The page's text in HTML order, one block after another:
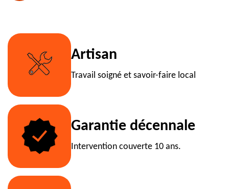
Artisan
Travail soigné et savoir-faire local
Garantie décennale
Intervention couverte 10 ans.